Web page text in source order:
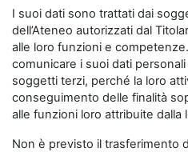
I suoi dati sono trattati dai
dell’Ateneo autorizzati dal
alle loro funzioni e
comunicare i suoi dati
soggetti terzi, perché la loro
conseguimento delle finalità
alle funzioni loro attribuite dalla
Non è previsto il trasferimento